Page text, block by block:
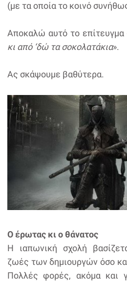
(με τα οποία το κοινό
Αποκαλώ αυτό το επίτευγμα
κι από ‘δώ τα σοκολατάκια».
Ας σκάψουμε βαθύτερα.
Ο έρωτας κι ο θάνατος
H ιαπωνική σχολή
ζωές των δημιουργών όσο
Πολλές φορές, ακόμα και